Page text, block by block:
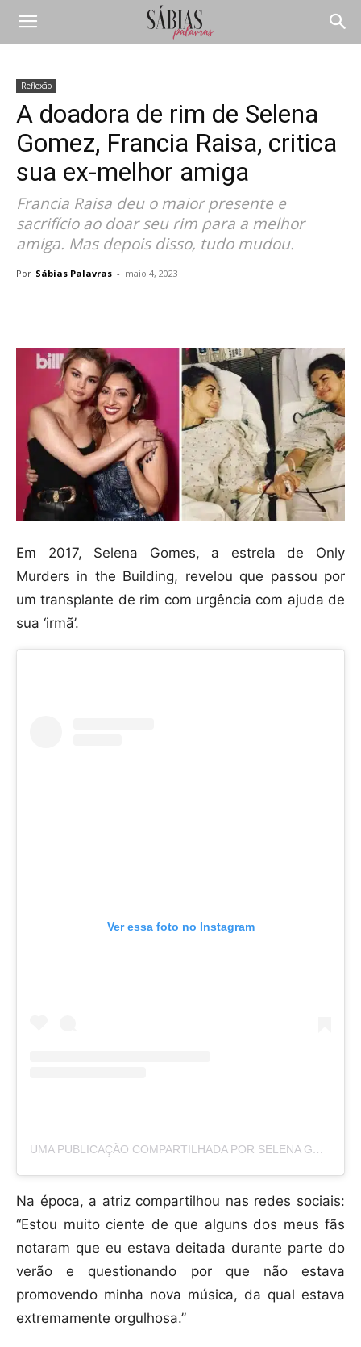
Reflexão
A doadora de rim de Selena
Gomez, Francia Raisa, critica
sua ex-melhor amiga
Francia Raisa deu o maior presente e
sacrifício ao doar seu rim para a melhor
amiga. Mas depois disso, tudo mudou.
Por Sábias Palavras - maio 4, 2023
Em 2017, Selena Gomes, a estrela de Only
Murders in the Building, revelou que passou por
um transplante de rim com urgência com ajuda de
sua ‘irmã’.
Ver essa foto no Instagram
UMA PUBLICAÇÃO COMPARTILHADA POR SELENA GOMEZ (@SELENAGOMEZ)
Na época, a atriz compartilhou nas redes sociais:
“Estou muito ciente de que alguns dos meus fãs
notaram que eu estava deitada durante parte do
verão e questionando por que não estava
promovendo minha nova música, da qual estava
extremamente orgulhosa.”